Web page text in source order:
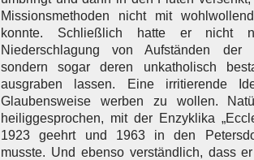
Missionsmethoden nicht mit
konnte. Schließlich hatte er nicht
Niederschlagung von Aufständen der
sondern sogar deren unkatholisch
ausgraben lassen. Eine irritierende
Glaubensweise werben zu wollen.
heiliggesprochen, mit der Enzyklika
1923 geehrt und 1963 in den
musste. Und ebenso verständlich, dass